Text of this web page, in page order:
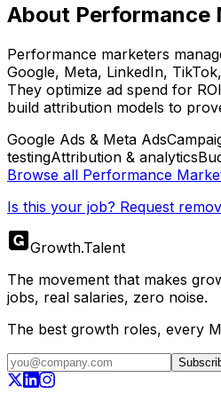
About Performance
Performance marketers
Google, Meta, LinkedIn,
They optimize ad spend for
build attribution models to
Google Ads & Meta Ads
testingAttribution & analytics
Browse all Performance
Is this your job? Request
Growth.Talent
The movement that makes
jobs, real salaries, zero noise.
The best growth roles, every